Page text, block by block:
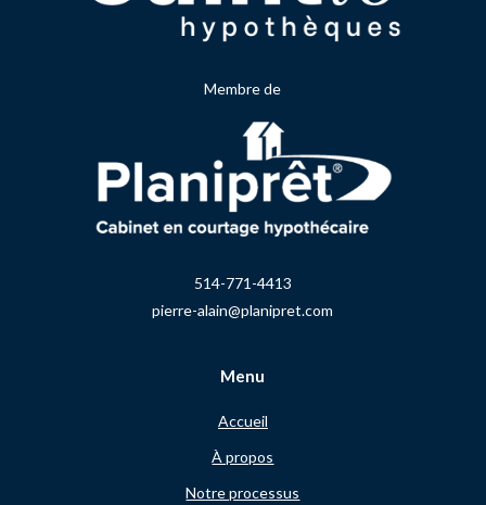
Membre de
514-771-4413
pierre-alain@planipret.com
Menu
Accueil
À propos
Notre processus